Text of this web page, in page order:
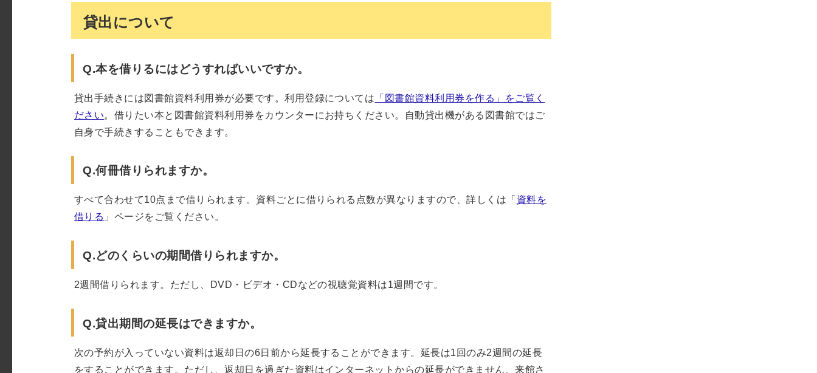
貸出について
Q.本を借りるにはどうすればいいですか。
貸出手続きには図書館資料利用券が必要です。利用登録については 「図書館資料利用券を作る」をご覧く
ださい。借りたい本と図書館資料利用券をカウンターにお持ちください。自動貸出機がある図書館ではご
自身で手続きすることもできます。
Q.何冊借りられますか。
すべて合わせて10点まで借りられます。資料ごとに借りられる点数が異なりますので、詳しくは「 資料を
借りる 」ページをご覧ください。
Q.どのくらいの期間借りられますか。
2週間借りられます。ただし、DVD・ビデオ・CDなどの視聴覚資料は1週間です。
Q.貸出期間の延長はできますか。
次の予約が入っていない資料は返却日の6日前から延長することができます。延長は1回のみ2週間の延長
をすることができます。ただし、返却日を過ぎた資料はインターネットからの延長ができません。来館さ